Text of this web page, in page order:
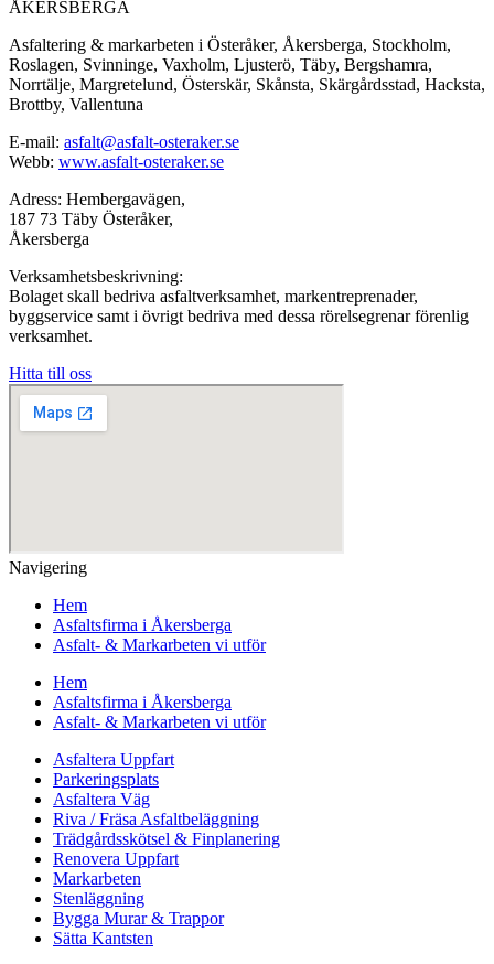
ÅKERSBERGA
Asfaltering & markarbeten i Österåker, Åkersberga, Stockholm,
Roslagen, Svinninge, Vaxholm, Ljusterö, Täby, Bergshamra,
Norrtälje, Margretelund, Österskär, Skånsta, Skärgårdsstad, Hacksta,
Brottby, Vallentuna
E-mail: asfalt@asfalt-osteraker.se
Webb: www.asfalt-osteraker.se
Adress: Hembergavägen,
187 73 Täby Österåker,
Åkersberga
Verksamhetsbeskrivning:
Bolaget skall bedriva asfaltverksamhet, markentreprenader,
byggservice samt i övrigt bedriva med dessa rörelsegrenar förenlig
verksamhet.
Hitta till oss
Navigering
Hem
Asfaltsfirma i Åkersberga
Asfalt- & Markarbeten vi utför
Hem
Asfaltsfirma i Åkersberga
Asfalt- & Markarbeten vi utför
Asfaltera Uppfart
Parkeringsplats
Asfaltera Väg
Riva / Fräsa Asfaltbeläggning
Trädgårdsskötsel & Finplanering
Renovera Uppfart
Markarbeten
Stenläggning
Bygga Murar & Trappor
Sätta Kantsten